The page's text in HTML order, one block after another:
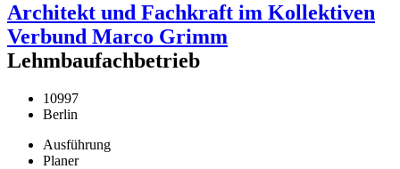
Architekt und Fachkraft im Kollektiven
Verbund Marco Grimm
Lehmbaufachbetrieb
10997
Berlin
Ausführung
Planer